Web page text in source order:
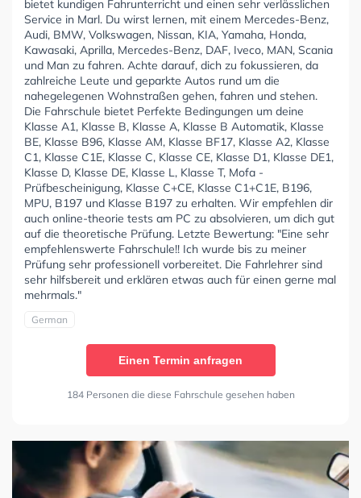
bietet kundigen Fahrunterricht und einen sehr verlässlichen
Service in Marl. Du wirst lernen, mit einem Mercedes-Benz,
Audi, BMW, Volkswagen, Nissan, KIA, Yamaha, Honda,
Kawasaki, Aprilla, Mercedes-Benz, DAF, Iveco, MAN, Scania
und Man zu fahren. Achte darauf, dich zu fokussieren, da
zahlreiche Leute und geparkte Autos rund um die
nahegelegenen Wohnstraßen gehen, fahren und stehen.
Die Fahrschule bietet Perfekte Bedingungen um deine
Klasse A1, Klasse B, Klasse A, Klasse B Automatik, Klasse
BE, Klasse B96, Klasse AM, Klasse BF17, Klasse A2, Klasse
C1, Klasse C1E, Klasse C, Klasse CE, Klasse D1, Klasse DE1,
Klasse D, Klasse DE, Klasse L, Klasse T, Mofa -
Prüfbescheinigung, Klasse C+CE, Klasse C1+C1E, B196,
MPU, B197 und Klasse B197 zu erhalten. Wir empfehlen dir
auch online-theorie tests am PC zu absolvieren, um dich gut
auf die theoretische Prüfung. Letzte Bewertung: "Eine sehr
empfehlenswerte Fahrschule!! Ich wurde bis zu meiner
Prüfung sehr professionell vorbereitet. Die Fahrlehrer sind
sehr hilfsbereit und erklären etwas auch für einen gerne mal
mehrmals."
German
Einen Termin anfragen
184 Personen die diese Fahrschule gesehen haben